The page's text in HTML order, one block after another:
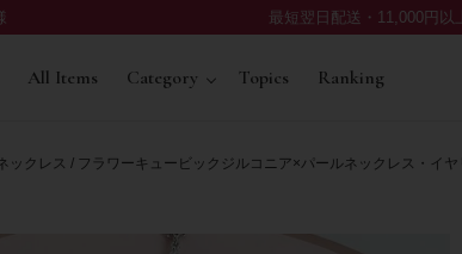
最短翌日配送・11,000円以
All Items Category Topics Ranking
ックレス フラワーキュービックジルコニア×パールネックレス・イヤ